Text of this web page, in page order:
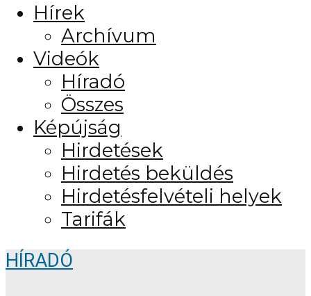
Hírek
Archívum
Videók
Híradó
Összes
Képújság
Hirdetések
Hirdetés beküldés
Hirdetésfelvételi helyek
Tarifák
HÍRADÓ